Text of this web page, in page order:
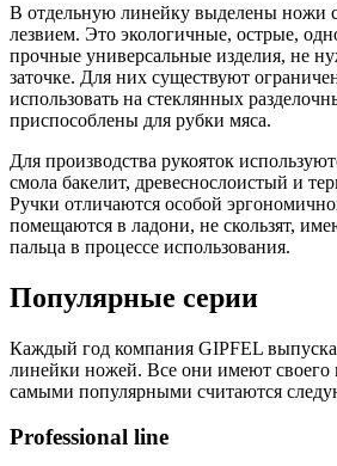
В отдельную линейку выделены ножи
лезвием. Это экологичные, острые,
прочные универсальные изделия, не
заточке. Для них существуют
использовать на стеклянных
приспособлены для рубки мяса.
Для производства рукояток
смола бакелит, древеснослоистый и
Ручки отличаются особой
помещаются в ладони, не скользят,
пальца в процессе использования.
Популярные серии
Каждый год компания GIPFEL
линейки ножей. Все они имеют своего
самыми популярными считаются
Professional line